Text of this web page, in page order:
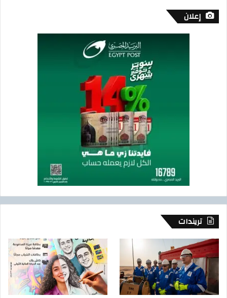
إعلان
تريندات